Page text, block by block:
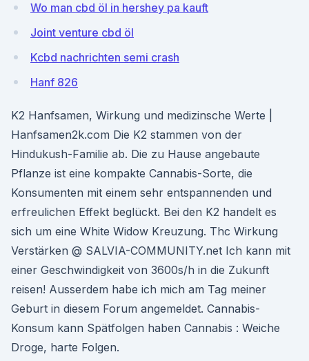
Wo man cbd öl in hershey pa kauft
Joint venture cbd öl
Kcbd nachrichten semi crash
Hanf 826
K2 Hanfsamen, Wirkung und medizinsche Werte |
Hanfsamen2k.com Die K2 stammen von der
Hindukush-Familie ab. Die zu Hause angebaute
Pflanze ist eine kompakte Cannabis-Sorte, die
Konsumenten mit einem sehr entspannenden und
erfreulichen Effekt beglückt. Bei den K2 handelt es
sich um eine White Widow Kreuzung. Thc Wirkung
Verstärken @ SALVIA-COMMUNITY.net Ich kann mit
einer Geschwindigkeit von 3600s/h in die Zukunft
reisen! Ausserdem habe ich mich am Tag meiner
Geburt in diesem Forum angemeldet. Cannabis-
Konsum kann Spätfolgen haben Cannabis : Weiche
Droge, harte Folgen.